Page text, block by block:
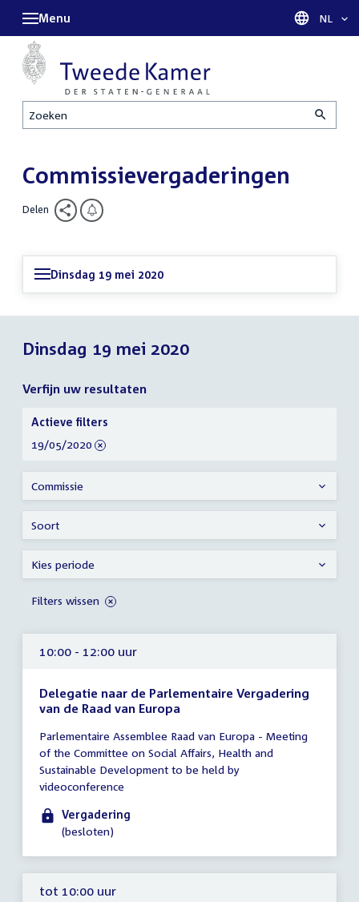
Zoeken
Menu Taal
NL
Commissievergaderingen
Delen
Dinsdag 19 mei 2020
Dinsdag 19 mei 2020
Verfijn uw resultaten
10:00 - 12:00 uur
Delegatie naar de Parlementaire Vergadering
van de Raad van Europa
vergadering
10:00
-
12:00
uur
Parlementaire Assemblee Raad van Europa - Meeting
of the Committee on Social Affairs, Health and
Sustainable Development to be held by
videoconference
Vergadering
(besloten)
tot 10:00 uur
Verfijn
uw
resultaten
Actieve filters
verwijder
19/05/2020
Commissie
Soort
Kies periode
Filters wissen